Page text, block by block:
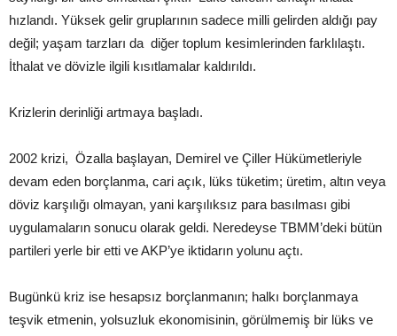
hızlandı. Yüksek gelir gruplarının sadece milli gelirden aldığı pay
değil; yaşam tarzları da diğer toplum kesimlerinden farklılaştı.
İthalat ve dövizle ilgili kısıtlamalar kaldırıldı.
Krizlerin derinliği artmaya başladı.
2002 krizi, Özalla başlayan, Demirel ve Çiller Hükümetleriyle
devam eden borçlanma, cari açık, lüks tüketim; üretim, altın veya
döviz karşılığı olmayan, yani karşılıksız para basılması gibi
uygulamaların sonucu olarak geldi. Neredeyse TBMM’deki bütün
partileri yerle bir etti ve AKP’ye iktidarın yolunu açtı.
Bugünkü kriz ise hesapsız borçlanmanın; halkı borçlanmaya
teşvik etmenin, yolsuzluk ekonomisinin, görülmemiş bir lüks ve